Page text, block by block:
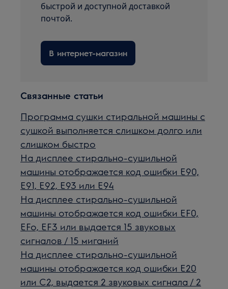
быстрой и доступной доставкой
почтой.
В интернет-магазин
Связанные статьи
Программа сушки стиральной машины с
сушкой выполняется слишком долго или
слишком быстро
На дисплее стирально-сушильной
машины отображается код ошибки E90,
E91, E92, E93 или E94
На дисплее стирально-сушильной
машины отображается код ошибки EF0,
EFo, EF3 или выдается 15 звуковых
сигналов / 15 миганий
На дисплее стирально-сушильной
машины отображается код ошибки E20
или C2, выдается 2 звуковых сигнала / 2